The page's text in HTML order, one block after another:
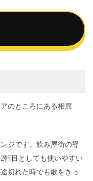
のところにある相席
ジです。飲み屋街の導
軒目としても使いやすい
切れた時でも歌をきっ